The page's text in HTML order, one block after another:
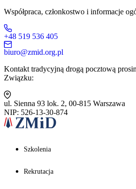
Współpraca, członkostwo i informacje
+48 519 536 405
biuro@zmid.org.pl
Kontakt tradycyjną drogą pocztową
Związku:
ul. Sienna 93 lok. 2, 00-815 Warszawa
NIP: 526-13-30-874
Szkolenia
Rekrutacja